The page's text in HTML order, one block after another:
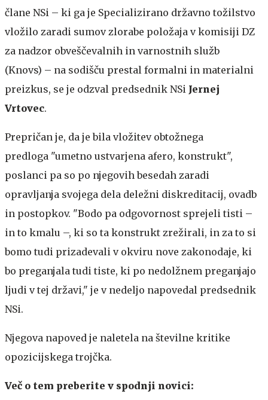
člane NSi – ki ga je Specializirano državno tožilstvo
vložilo zaradi sumov zlorabe položaja v komisiji DZ
za nadzor obveščevalnih in varnostnih služb
(Knovs) – na sodišču prestal formalni in materialni
preizkus, se je odzval predsednik NSi Jernej
Vrtovec.
Prepričan je, da je bila vložitev obtožnega
predloga "umetno ustvarjena afero, konstrukt",
poslanci pa so po njegovih besedah zaradi
opravljanja svojega dela deležni diskreditacij, ovadb
in postopkov. "Bodo pa odgovornost sprejeli tisti –
in to kmalu –, ki so ta konstrukt zrežirali, in za to si
bomo tudi prizadevali v okviru nove zakonodaje, ki
bo preganjala tudi tiste, ki po nedolžnem preganjajo
ljudi v tej državi," je v nedeljo napovedal predsednik
NSi.
Njegova napoved je naletela na številne kritike
opozicijskega trojčka.
Več o tem preberite v spodnji novici: